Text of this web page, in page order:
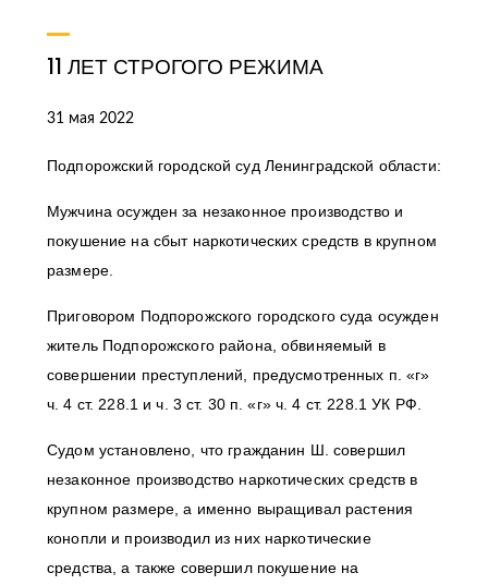
11 ЛЕТ СТРОГОГО РЕЖИМА
31 мая 2022
Подпорожский городской суд Ленинградской области:
Мужчина осужден за незаконное производство и
покушение на сбыт наркотических средств в крупном
размере.
Приговором Подпорожского городского суда осужден
житель Подпорожского района, обвиняемый в
совершении преступлений, предусмотренных п. «г»
ч. 4 ст. 228.1 и ч. 3 ст. 30 п. «г» ч. 4 ст. 228.1 УК РФ.
Судом установлено, что гражданин Ш. совершил
незаконное производство наркотических средств в
крупном размере, а именно выращивал растения
конопли и производил из них наркотические
средства, а также совершил покушение на